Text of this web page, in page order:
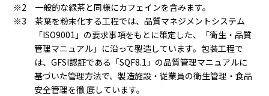
※2 一般的な緑茶と同様にカフェインを含みます。
※3 茶葉を粉末化する工程では、品質マネジメントシステム
「ISO9001」の要求事項をもとに策定した、「衛生・品質
管理マニュアル」に沿って製造しています。包装工程で
は、GFSI認証である「SQF8.1」の品質管理マニュアルに
基づいた管理方法で、製造施設・従業員の衛生管理・食品
安全管理を徹 底しています。